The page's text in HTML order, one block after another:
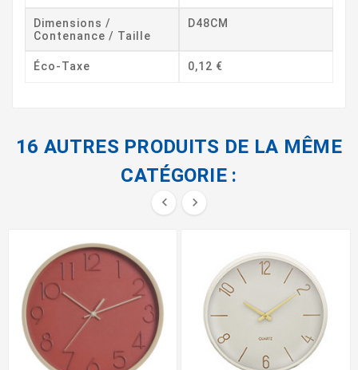
Dimensions /
Contenance / Taille
D48CM
Éco-Taxe 0,12 €
16 AUTRES PRODUITS DE LA MÊME
CATÉGORIE :
 